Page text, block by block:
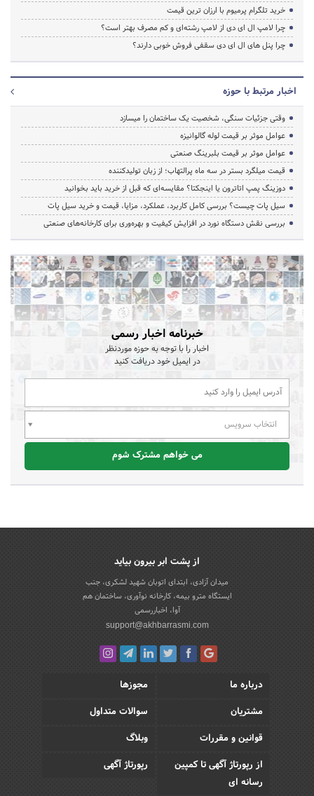
خرید تلگرام پرمیوم با ارزان ترین قیمت
چرا لامپ ال ای دی از لامپ رشته‌ای و کم مصرف بهتر است؟
چرا پنل های ال ای دی سقفی فروش خوبی دارند؟
اخبار مرتبط با حوزه
وقتی جزئیات سنگی، شخصیت یک ساختمان را میسازد
عوامل موثر بر قیمت لوله گالوانیزه
عوامل موثر بر قیمت بلبرینگ صنعتی
قیمت میلگرد بستر در سه ماه پرالتهاب؛ از زبان تولیدکننده
دوزینگ پمپ اتاترون یا اینجکتا؟ مقایسه‌ای که قبل از خرید باید بخوانید
سیل پات چیست؟ بررسی کامل کاربرد، عملکرد، مزایا، قیمت و خرید سیل پات
بررسی نقش دستگاه نورد در افزایش کیفیت و بهره‌وری برای کارخانه‌های صنعتی
خبرنامه اخبار رسمی
اخبار را با توجه به حوزه موردنظر
در ایمیل خود دریافت کنید
انتخاب سرویس
می خواهم مشترک شوم
از پشت ابر بیرون بیاید
میدان آزادی، ابتدای اتوبان شهید لشکری، جنب
ایستگاه مترو بیمه، کارخانه نوآوری، ساختمان هم
آوا، اخباررسمی
support@akhbarrasmi.com
درباره ما
مجوزها
مشتریان
سوالات متداول
قوانین و مقررات
وبلاگ
از رپورتاژ آگهی تا کمپین
رسانه ای
رپورتاژ آگهی